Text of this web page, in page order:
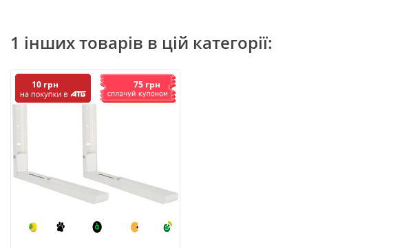
1 інших товарів в цій категорії:
10 грн 75 грн